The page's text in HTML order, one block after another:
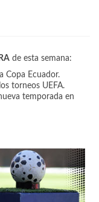
de esta semana:
Copa Ecuador.
torneos UEFA.
temporada en